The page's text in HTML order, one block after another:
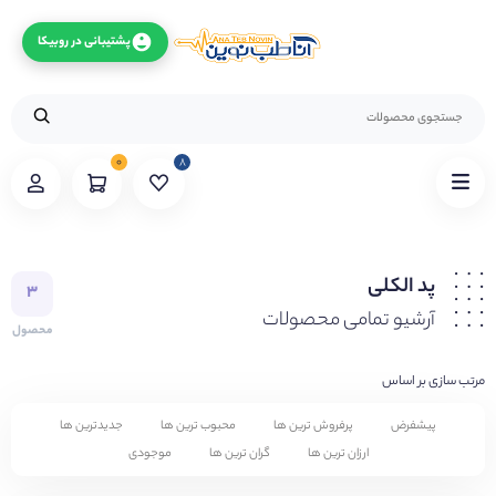
۰ ۸
پد الکلی
آرشیو تمامی محصولات
۳
محصول
مرتب سازی بر اساس
پیشفرض پرفروش ترین ها محبوب ترین ها
جدیدترین ها
ارزان ترین ها
گران ترین ها موجودی
پشتیبانی در روبیکا